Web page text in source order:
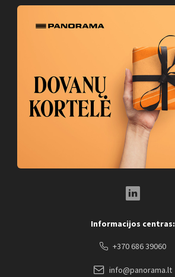
Informacijos centras:
+370 686 39060
info@panorama.lt